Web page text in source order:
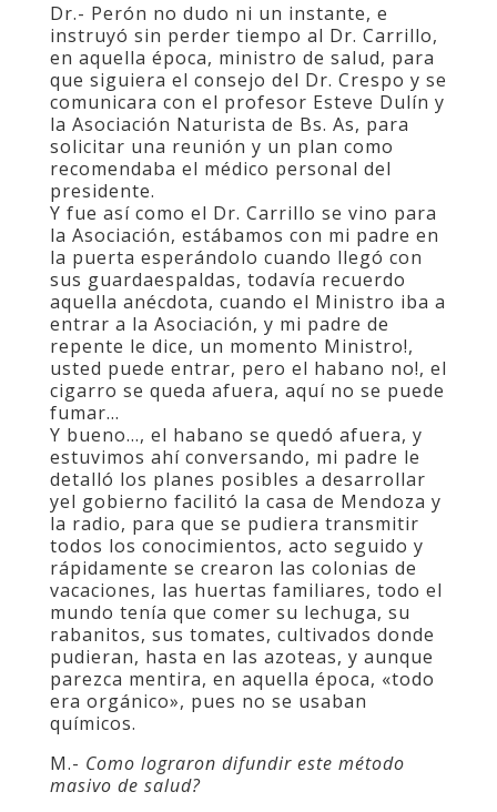
Dr.- Perón no dudo ni un instante, e
instruyó sin perder tiempo al Dr. Carrillo,
en aquella época, ministro de salud, para
que siguiera el consejo del Dr. Crespo y se
comunicara con el profesor Esteve Dulín y
la Asociación Naturista de Bs. As, para
solicitar una reunión y un plan como
recomendaba el médico personal del
presidente.
Y fue así como el Dr. Carrillo se vino para
la Asociación, estábamos con mi padre en
la puerta esperándolo cuando llegó con
sus guardaespaldas, todavía recuerdo
aquella anécdota, cuando el Ministro iba a
entrar a la Asociación, y mi padre de
repente le dice, un momento Ministro!,
usted puede entrar, pero el habano no!, el
cigarro se queda afuera, aquí no se puede
fumar…
Y bueno…, el habano se quedó afuera, y
estuvimos ahí conversando, mi padre le
detalló los planes posibles a desarrollar
yel gobierno facilitó la casa de Mendoza y
la radio, para que se pudiera transmitir
todos los conocimientos, acto seguido y
rápidamente se crearon las colonias de
vacaciones, las huertas familiares, todo el
mundo tenía que comer su lechuga, su
rabanitos, sus tomates, cultivados donde
pudieran, hasta en las azoteas, y aunque
parezca mentira, en aquella época, «todo
era orgánico», pues no se usaban
químicos.
M.- Como lograron difundir este método
masivo de salud?